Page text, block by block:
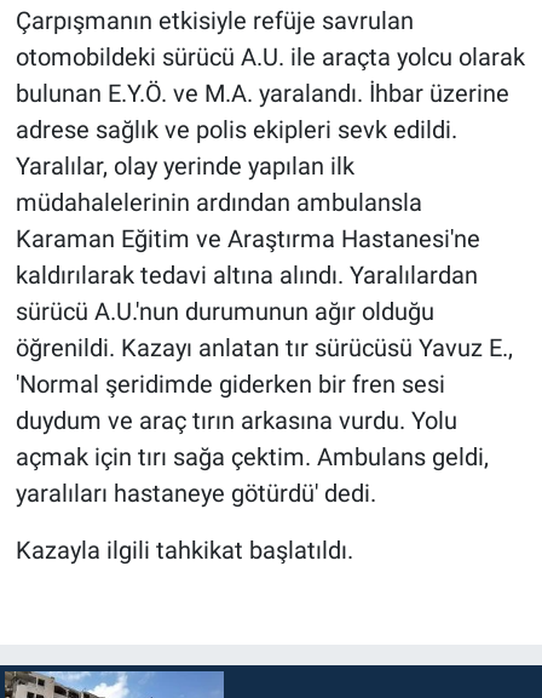
Çarpışmanın etkisiyle refüje savrulan
otomobildeki sürücü A.U. ile araçta yolcu olarak
bulunan E.Y.Ö. ve M.A. yaralandı. İhbar üzerine
adrese sağlık ve polis ekipleri sevk edildi.
Yaralılar, olay yerinde yapılan ilk
müdahalelerinin ardından ambulansla
Karaman Eğitim ve Araştırma Hastanesi'ne
kaldırılarak tedavi altına alındı. Yaralılardan
sürücü A.U.'nun durumunun ağır olduğu
öğrenildi. Kazayı anlatan tır sürücüsü Yavuz E.,
'Normal şeridimde giderken bir fren sesi
duydum ve araç tırın arkasına vurdu. Yolu
açmak için tırı sağa çektim. Ambulans geldi,
yaralıları hastaneye götürdü' dedi.
Kazayla ilgili tahkikat başlatıldı.